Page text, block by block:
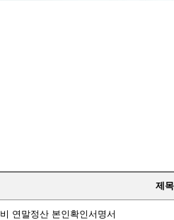
제목
연말정산 본인확인서명서